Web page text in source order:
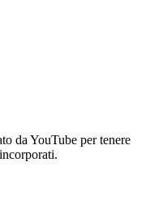
da YouTube per tenere